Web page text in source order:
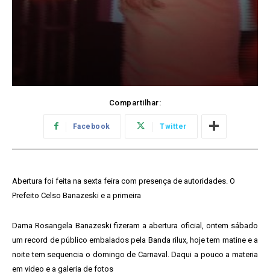
Compartilhar:
Facebook Twitter
Abertura foi feita na sexta feira com presença de autoridades. O
Prefeito Celso Banazeski e a primeira
Dama Rosangela Banazeski fizeram a abertura oficial, ontem sábado
um record de público embalados pela Banda rilux, hoje tem matine e a
noite tem sequencia o domingo de Carnaval. Daqui a pouco a materia
em video e a galeria de fotos